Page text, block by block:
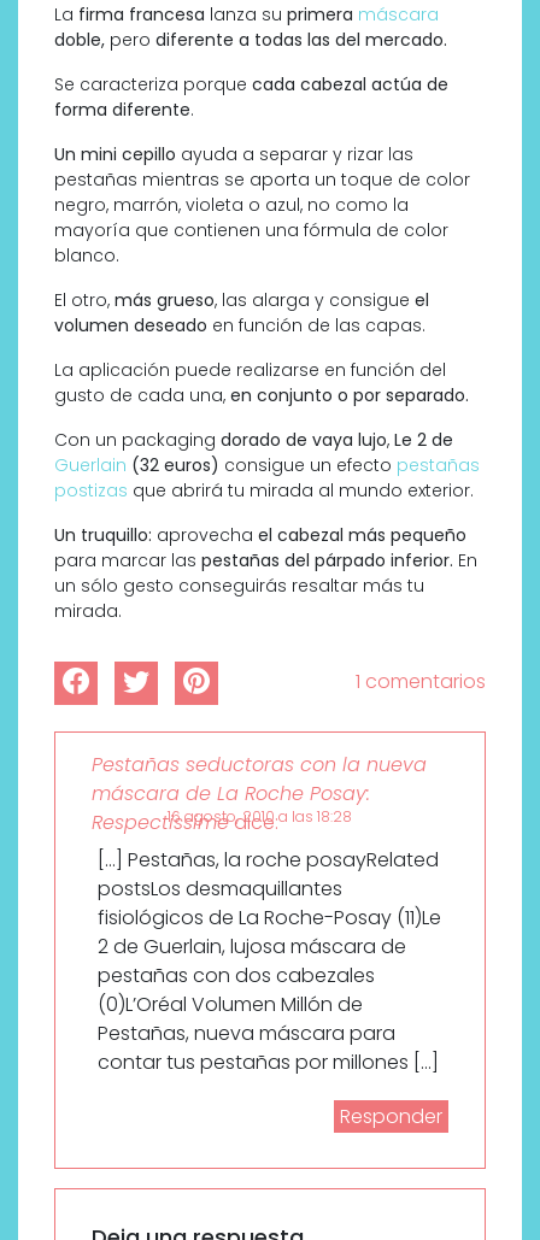
La firma francesa lanza su primera máscara
doble, pero diferente a todas las del mercado.
Se caracteriza porque cada cabezal actúa de
forma diferente.
Un mini cepillo ayuda a separar y rizar las
pestañas mientras se aporta un toque de color
negro, marrón, violeta o azul, no como la
mayoría que contienen una fórmula de color
blanco.
El otro, más grueso, las alarga y consigue el
volumen deseado en función de las capas.
La aplicación puede realizarse en función del
gusto de cada una, en conjunto o por separado.
Con un packaging dorado de vaya lujo, Le 2 de
Guerlain (32 euros) consigue un efecto pestañas
postizas que abrirá tu mirada al mundo exterior.
Un truquillo: aprovecha el cabezal más pequeño
para marcar las pestañas del párpado inferior. En
un sólo gesto conseguirás resaltar más tu
mirada.
1 comentarios
Pestañas seductoras con la nueva
máscara de La Roche Posay:
Respectissimedice:
16 agosto, 2010 a las 18:28
[…] Pestañas, la roche posayRelated
postsLos desmaquillantes
fisiológicos de La Roche-Posay (11)Le
2 de Guerlain, lujosa máscara de
pestañas con dos cabezales
(0)L’Oréal Volumen Millón de
Pestañas, nueva máscara para
contar tus pestañas por millones […]
Responder